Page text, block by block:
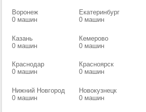
Воронеж
0 машин
Екатеринбург
0 машин
Казань
0 машин
Кемерово
0 машин
Краснодар
0 машин
Красноярск
0 машин
Нижний Новгород
0 машин
Новокузнецк
0 машин